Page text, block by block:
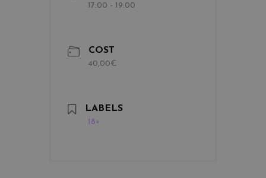
17:00 - 19:00
COST
40,00€
LABELS
18+